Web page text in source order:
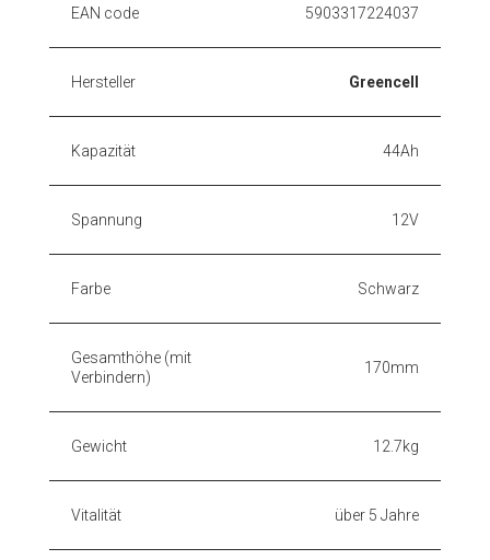
EAN code 5903317224037
Hersteller Greencell
Kapazität 44Ah
Spannung 12V
Farbe Schwarz
Gesamthöhe (mit
Verbindern)
170mm
Gewicht 12.7kg
Vitalität über 5 Jahre